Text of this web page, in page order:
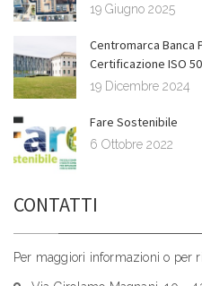
19 Giugno 2025
Centromarca Banca
Certificazione ISO
19 Dicembre 2024
Fare Sostenibile
6 Ottobre 2022
CONTATTI
Per maggiori informazioni o per